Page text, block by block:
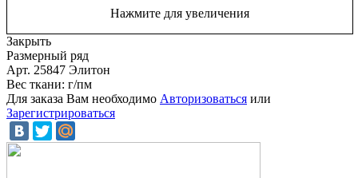
Нажмите для увеличения
Закрыть
Размерный ряд
Арт. 25847 Элитон
Вес ткани: г/пм
Для заказа Вам необходимо Авторизоваться или
Зарегистрироваться